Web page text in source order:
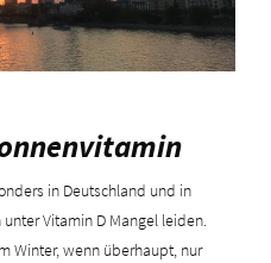
in Deutschland und in
Vitamin D Mangel leiden.
Winter, wenn überhaupt, nur